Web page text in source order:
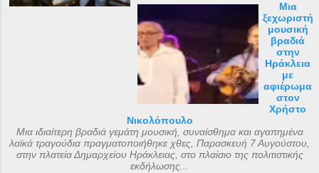
Μια
ξεχωριστή
μουσική
βραδιά
στην
Ηράκλεια
με
αφιέρωμα
στον
Χρήστο
Νικολόπουλο
Μια ιδιαίτερη βραδιά γεμάτη μουσική, συναίσθημα και αγαπημένα
λαϊκά τραγούδια πραγματοποιήθηκε χθες, Παρασκευή 7 Αυγούστου,
στην πλατεία Δημαρχείου Ηράκλειας, στο πλαίσιο της πολιτιστικής
εκδήλωσης...